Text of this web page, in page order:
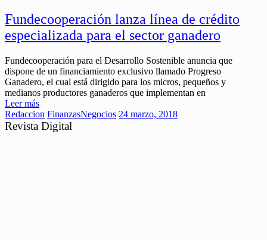
Fundecooperación lanza línea de crédito
especializada para el sector ganadero
Fundecooperación para el Desarrollo Sostenible anuncia que
dispone de un financiamiento exclusivo llamado Progreso
Ganadero, el cual está dirigido para los micros, pequeños y
medianos productores ganaderos que implementan en
Leer más
Redaccion FinanzasNegocios 24 marzo, 2018
Revista Digital